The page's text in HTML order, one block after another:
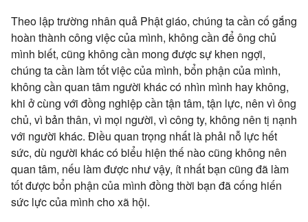
Theo lập trường nhân quả Phật giáo, chúng ta cần cố gắng
hoàn thành công việc của mình, không cần để ông chủ
mình biết, cũng không cần mong được sự khen ngợi,
chúng ta cần làm tốt việc của mình, bổn phận của mình,
không cần quan tâm người khác có nhìn mình hay không,
khi ở cùng với đồng nghiệp cần tận tâm, tận lực, nên vì ông
chủ, vì bản thân, vì mọi người, vì công ty, không nên tị nạnh
với người khác. Điều quan trọng nhất là phải nỗ lực hết
sức, dù người khác có biểu hiện thế nào cũng không nên
quan tâm, nếu làm được như vậy, ít nhất bạn cũng đã làm
tốt được bổn phận của mình đồng thời bạn đã cống hiến
sức lực của mình cho xã hội.